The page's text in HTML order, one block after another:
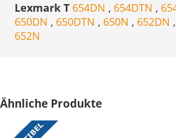
Lexmark T 654DN , 654DTN ,
650DN , 650DTN , 650N , 652DN ,
652N
Ähnliche Produkte